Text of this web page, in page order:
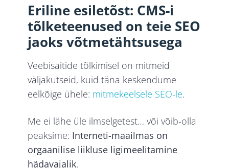
Eriline esiletõst: CMS-i
tõlketeenused on teie SEO
jaoks võtmetähtsusega
Veebisaitide tõlkimisel on mitmeid
väljakutseid, kuid täna keskendume
eelkõige ühele: mitmekeelsele SEO-le.
Me ei lähe üle ilmselgetest… või võib-olla
peaksime: Interneti-maailmas on
orgaanilise liikluse ligimeelitamine
hädavajalik.